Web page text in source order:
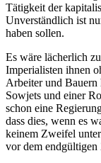
Tätigkeit der
Unverständlich ist
haben sollen.
Es wäre lächerlich
Imperialisten ihnen
Arbeiter und Bauern
Sowjets und einer
schon eine
dass dies, wenn es
keinem Zweifel
vor dem